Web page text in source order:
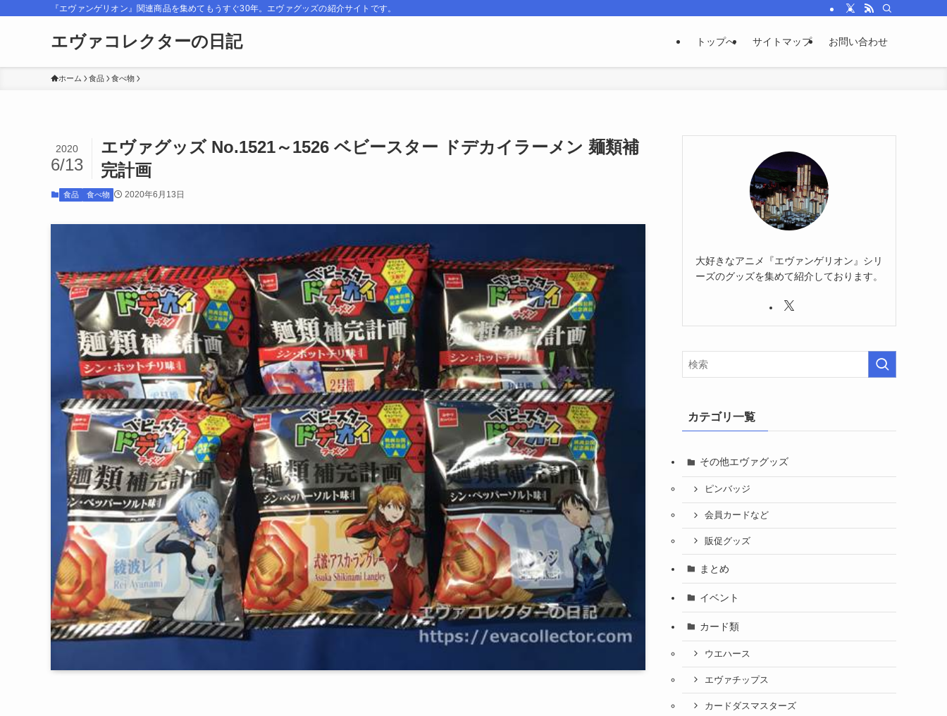
『エヴァンゲリオン』関連商品を集めてもうすぐ30年。エヴァグッズの紹介サイトです。
エヴァコレクターの日記 トップへ サイトマップ お問い合わせ
ホーム 食品 食べ物
エヴァグッズ No.1521～1526 ベビースター ドデカイラーメン 麺類補
完計画
2020
6/13
食品 食べ物 2020年6月13日
大好きなアニメ『エヴァンゲリオン』シリ
ーズのグッズを集めて紹介しております。
カテゴリ一覧
その他エヴァグッズ
ピンバッジ
会員カードなど
販促グッズ
まとめ
イベント
カード類
ウエハース
エヴァチップス
カードダスマスターズ